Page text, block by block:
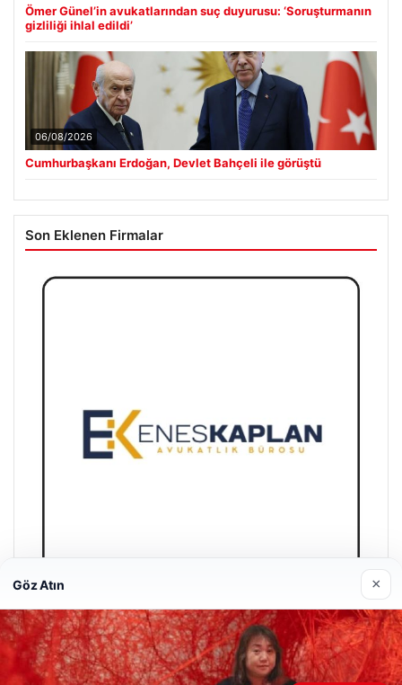
Ömer Günel’in avukatlarından suç duyurusu: ‘Soruşturmanın
gizliliği ihlal edildi’
06/08/2026
Cumhurbaşkanı Erdoğan, Devlet Bahçeli ile görüştü
Son Eklenen Firmalar
Enes Kaplan Avukatlık Bürosu
28/04/2026
Göz Atın ×